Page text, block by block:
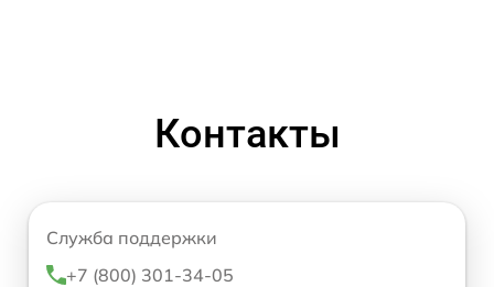
Контакты
Служба поддержки
+7 (800) 301-34-05